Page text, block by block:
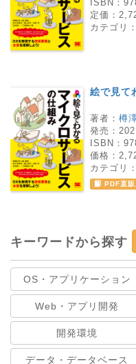
ISBN：
定価：
カテゴリ：
絵で見て
著者： 樽
発売：
ISBN：
価格：
カテゴリ：
PDF直販
キーワードから探す
OS・アプリケーション
Web・アプリ開発
開発環境
データ・データベース